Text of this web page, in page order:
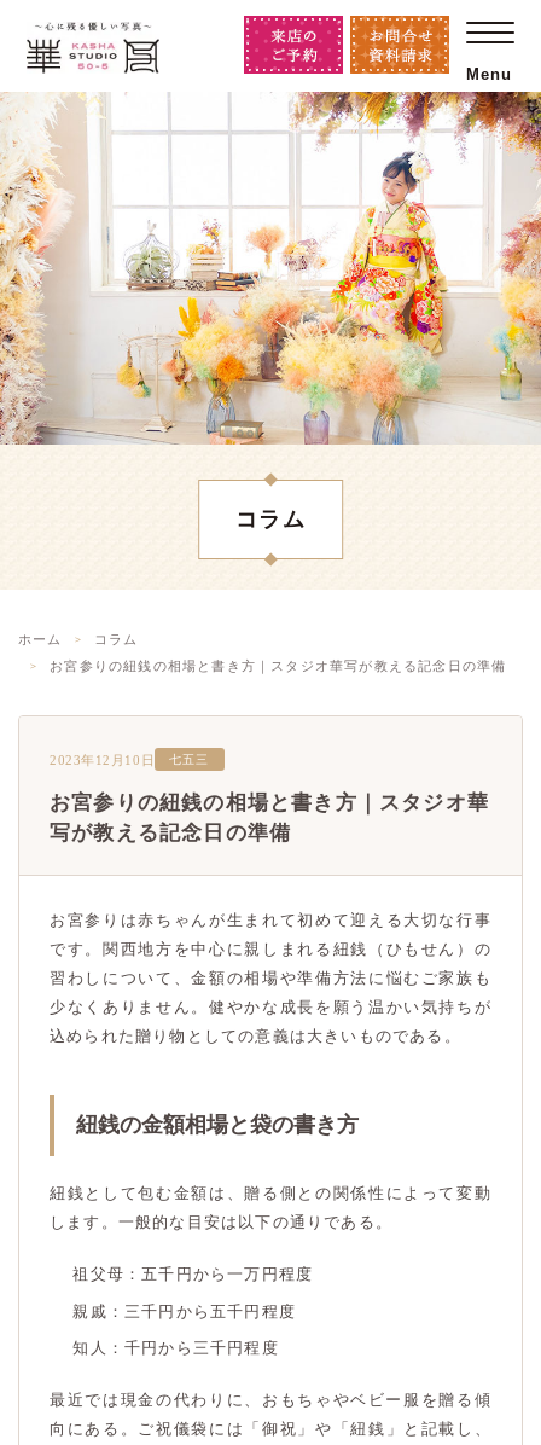
Menu
コラム
ホーム
コラム
お宮参りの紐銭の相場と書き方｜スタジオ華写が教える記念日の準備
2023年12月10日 七五三
お宮参りの紐銭の相場と書き方｜スタジオ華
写が教える記念日の準備
お宮参りは赤ちゃんが生まれて初めて迎える大切な行事
です。関西地方を中心に親しまれる紐銭（ひもせん）の
習わしについて、金額の相場や準備方法に悩むご家族も
少なくありません。健やかな成長を願う温かい気持ちが
込められた贈り物としての意義は大きいものである。
紐銭の金額相場と袋の書き方
紐銭として包む金額は、贈る側との関係性によって変動
します。一般的な目安は以下の通りである。
祖父母：五千円から一万円程度
親戚：三千円から五千円程度
知人：千円から三千円程度
最近では現金の代わりに、おもちゃやベビー服を贈る傾
向にある。ご祝儀袋には「御祝」や「紐銭」と記載し、